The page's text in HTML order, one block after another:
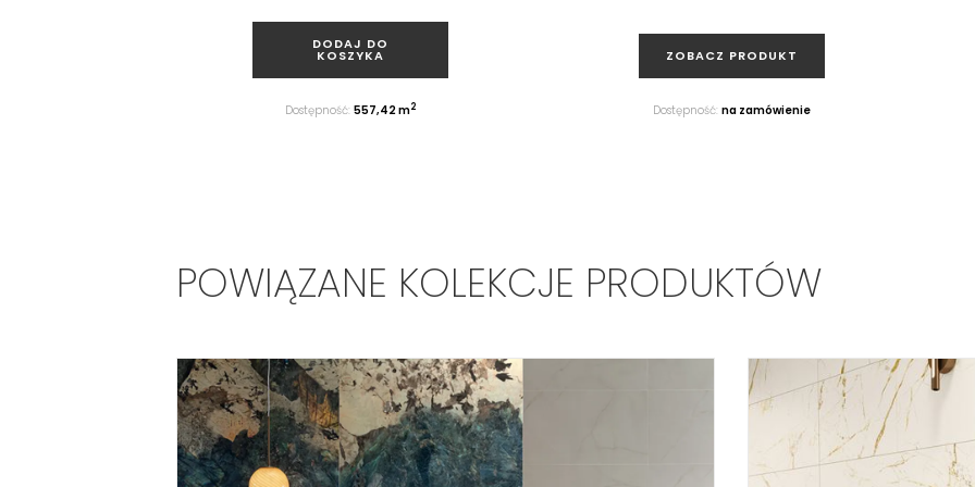
DODAJ DO
KOSZYKA
Dostępność: 557,42 m2
ZOBACZ PRODUKT
Dostępność: na zamówienie
POWIĄZANE KOLEKCJE PRODUKTÓW